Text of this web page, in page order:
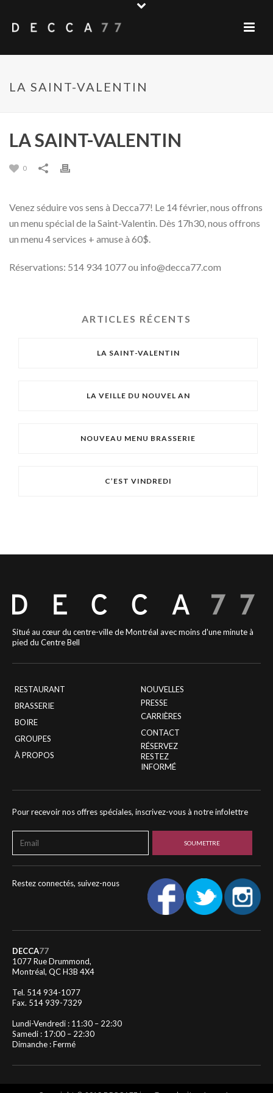
LA SAINT-VALENTIN
LA SAINT-VALENTIN
0
Venez séduire vos sens à Decca77! Le 14 février, nous offrons
un menu spécial de la Saint-Valentin. Dès 17h30, nous offrons
un menu 4 services + amuse à 60$.
Réservations: 514 934 1077 ou info@decca77.com
ARTICLES RÉCENTS
LA SAINT-VALENTIN
LA VEILLE DU NOUVEL AN
NOUVEAU MENU BRASSERIE
C’EST VINDREDI
Situé au cœur du centre-ville de Montréal avec moins d'une minute à
pied du Centre Bell
RESTAURANT
BRASSERIE
BOIRE
GROUPES
À PROPOS
NOUVELLES
PRESSE
CARRIÈRES
CONTACT
RÉSERVEZ
RESTEZ
INFORMÉ
Pour recevoir nos offres spéciales, inscrivez-vous à notre infolettre
Restez connectés, suivez-nous
DECCA77
1077 Rue Drummond,
Montréal, QC H3B 4X4
Tel. 514 934-1077
Fax. 514 939-7329
Lundi-Vendredi : 11:30 – 22:30
Samedi : 17:00 – 22:30
Dimanche : Fermé